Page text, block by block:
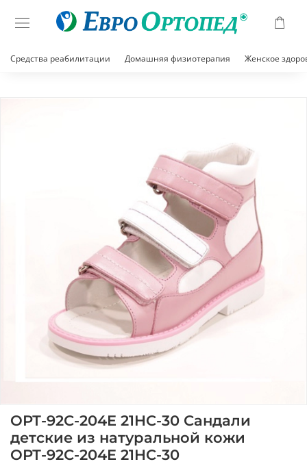
Средства реабилитации Домашняя физиотерапия Женское
ОРТ-92С-204E 21HC-30 Сандали
детские из натуральной кожи
ОРТ-92С-204E 21HC-30